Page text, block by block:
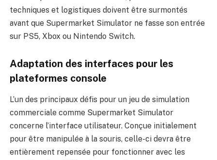
techniques et logistiques doivent être surmontés
avant que Supermarket Simulator ne fasse son entrée
sur PS5, Xbox ou Nintendo Switch.
Adaptation des interfaces pour les
plateformes console
L’un des principaux défis pour un jeu de simulation
commerciale comme Supermarket Simulator
concerne l’interface utilisateur. Conçue initialement
pour être manipulée à la souris, celle-ci devra être
entièrement repensée pour fonctionner avec les